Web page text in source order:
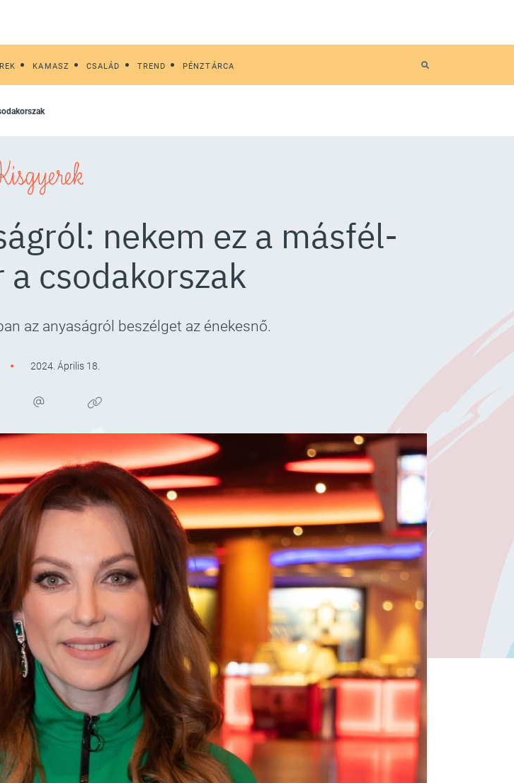
KAMASZ CSALÁD TREND PÉNZTÁRCA
nekem ez a másfél-
a csodakorszak
az anyaságról beszélget az énekesnő.
2024. Április 18.